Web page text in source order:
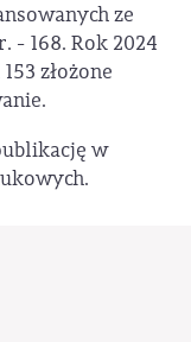
ze
- 168. Rok 2024
złożone
w